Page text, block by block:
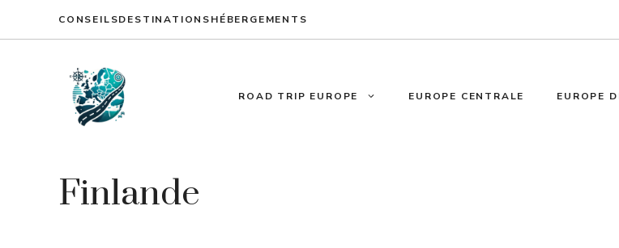
CONSEILSDESTINATIONSHÉBERGEMENTS
ROAD TRIP EUROPE EUROPE CENTRALE EUROPE
Finlande